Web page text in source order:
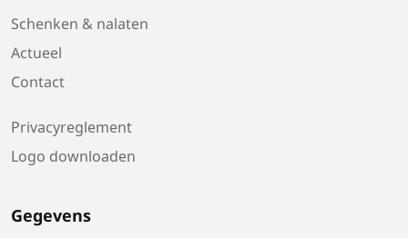
Schenken & nalaten
Actueel
Contact
Privacyreglement
Logo downloaden
Gegevens